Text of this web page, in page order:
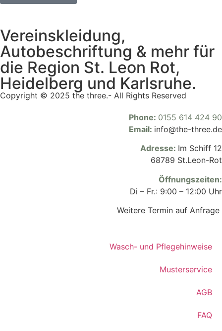
Vereinskleidung,
Autobeschriftung & mehr für
die Region St. Leon Rot,
Heidelberg und Karlsruhe.
Copyright © 2025 the three.- All Rights Reserved
Phone: 0155 614 424 90
Email: info@the-three.de
Adresse: Im Schiff 12
68789 St.Leon-Rot
Öffnungszeiten:
Di – Fr.: 9:00 – 12:00 Uhr
Weitere Termin auf Anfrage
Wasch- und Pflegehinweise
Musterservice
AGB
FAQ